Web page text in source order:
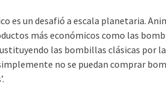
es un desafió a escala planetaria.
más económicos como las
las bombillas clásicas por
no se puedan comprar